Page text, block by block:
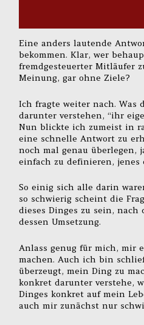
Eine anders lautende
bekommen. Klar, wer
fremdgesteuerter Mitläufer
Meinung, gar ohne Ziele?
Ich fragte weiter nach. Was
darunter verstehen, “ihr
Nun blickte ich zumeist in
eine schnelle Antwort zu
noch mal genau überlegen,
einfach zu definieren, jenes
So einig sich alle darin
so schwierig scheint die
dieses Dinges zu sein, nach
dessen Umsetzung.
Anlass genug für mich, mir
machen. Auch ich bin
überzeugt, mein Ding zu
konkret darunter verstehe,
Dinges konkret auf mein
auch mir zunächst nur